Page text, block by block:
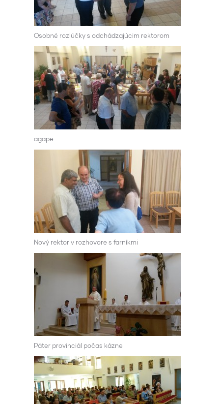
Osobné rozlúčky s odchádzajúcim rektorom
agape
Nový rektor v rozhovore s farníkmi
Páter provinciál počas kázne